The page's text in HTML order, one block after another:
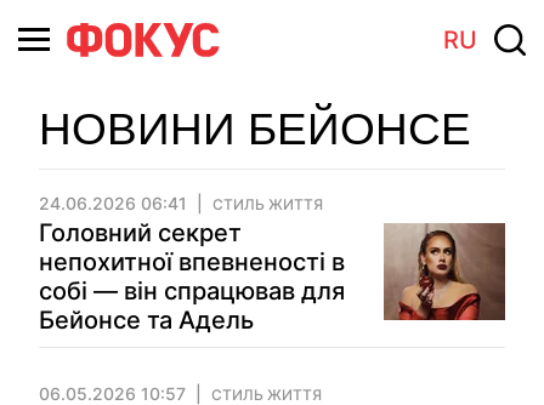
RU
НОВИНИ БЕЙОНСЕ
24.06.2026 06:41 СТИЛЬ ЖИТТЯ
Головний секрет
непохитної впевненості в
собі — він спрацював для
Бейонсе та Адель
06.05.2026 10:57 СТИЛЬ ЖИТТЯ